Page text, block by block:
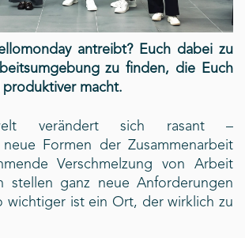
antreibt? Euch dabei zu
zu finden, die Euch
macht.
verändert sich rasant –
neue Formen der Zusammenarbeit
Verschmelzung von Arbeit
stellen ganz neue Anforderungen
wichtiger ist ein Ort, der wirklich zu